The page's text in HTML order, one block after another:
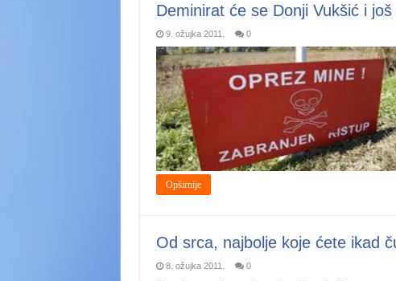
Deminirat će se Donji Vukšić i
9. ožujka 2011. 0
Opširnije
Od srca, najbolje koje ćete ikad
8. ožujka 2011. 0